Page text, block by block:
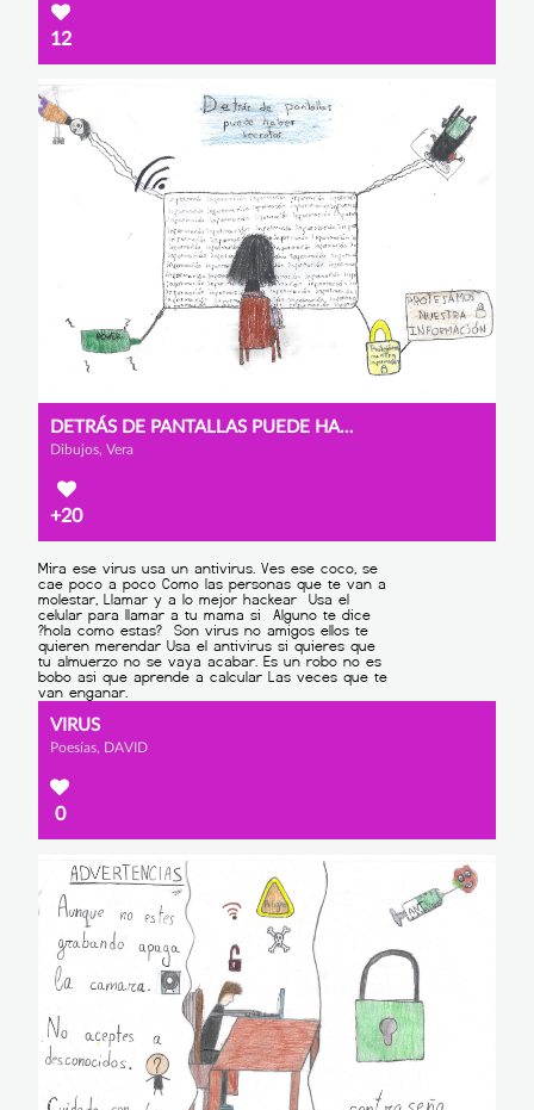
12
DETRÁS DE PANTALLAS PUEDE HABER SECRETOS
Dibujos, Vera
+20
VIRUS
Poesías, DAVID
0